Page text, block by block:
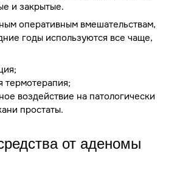
и закрытые.
оперативным вмешательствам,
годы используются все чаще,
термотерапия;
воздействие на патологически
простаты.
от аденомы